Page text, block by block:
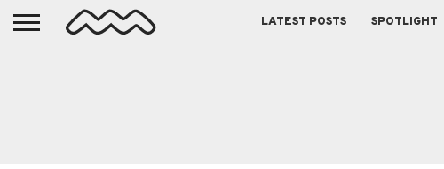
LATEST POSTS SPOTLIGHT